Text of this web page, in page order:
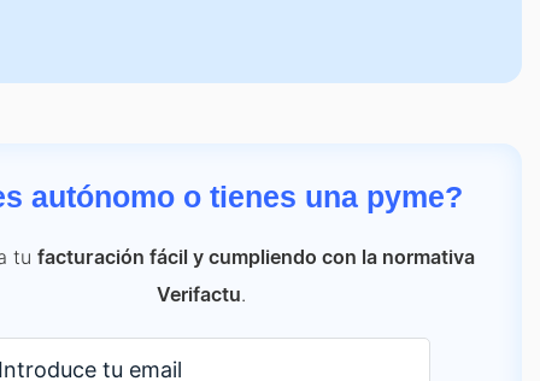
autónomo o tienes una pyme?
tu facturación fácil y cumpliendo con la normativa
Verifactu.